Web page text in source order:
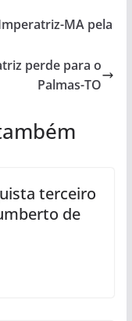
MA pela
perde para o
Palmas-TO
terceiro
de